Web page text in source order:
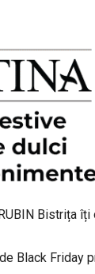
Bistrița
Black Friday